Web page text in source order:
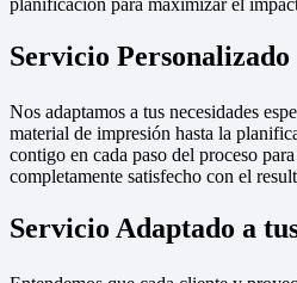
planificación para maximizar el
Servicio Personalizado
Nos adaptamos a tus necesidades
material de impresión hasta la
contigo en cada paso del proceso
completamente satisfecho con el
Servicio Adaptado a